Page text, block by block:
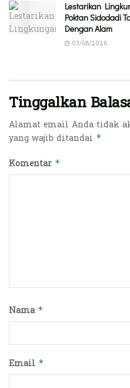
Lestarikan
Poktan Sidodadi
Dengan Alam
03/08/2026
Tinggalkan
Alamat email Anda tidak
yang wajib ditandai *
Komentar *
Nama *
Email *